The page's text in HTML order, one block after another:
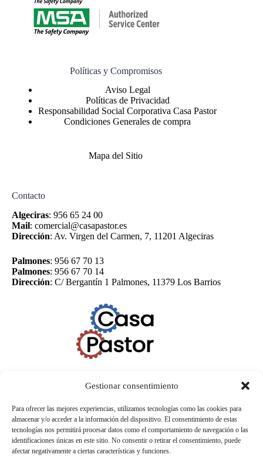
Gestionar consentimiento
Para ofrecer las mejores experiencias, utilizamos tecnologías como las cookies para
almacenar y/o acceder a la información del dispositivo. El consentimiento de estas
tecnologías nos permitirá procesar datos como el comportamiento de navegación o las
identificaciones únicas en este sitio. No consentir o retirar el consentimiento, puede
afectar negativamente a ciertas características y funciones.
Políticas y Compromisos
Políticas de Privacidad
Responsabilidad Social Corporativa Casa Pastor
Condiciones Generales de compra
Mapa del Sitio
Contacto
Algeciras: 956 65 24 00
Mail: comercial@casapastor.es
Dirección: Av. Virgen del Carmen, 7, 11201 Algeciras
Palmones: 956 67 70 13
Palmones: 956 67 70 14
Dirección: C/ Bergantín 1 Palmones, 11379 Los Barrios